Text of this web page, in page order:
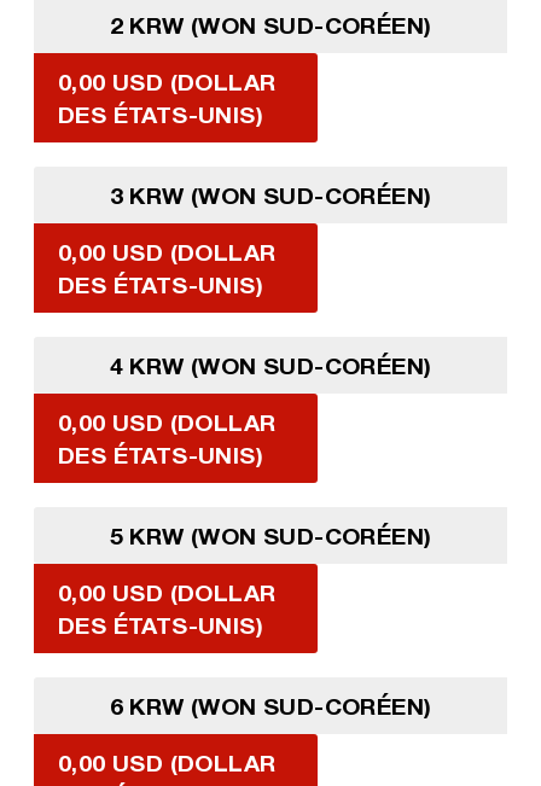
2 KRW (WON SUD-CORÉEN)
0,00 USD (DOLLAR
DES ÉTATS-UNIS)
3 KRW (WON SUD-CORÉEN)
0,00 USD (DOLLAR
DES ÉTATS-UNIS)
4 KRW (WON SUD-CORÉEN)
0,00 USD (DOLLAR
DES ÉTATS-UNIS)
5 KRW (WON SUD-CORÉEN)
0,00 USD (DOLLAR
DES ÉTATS-UNIS)
6 KRW (WON SUD-CORÉEN)
0,00 USD (DOLLAR